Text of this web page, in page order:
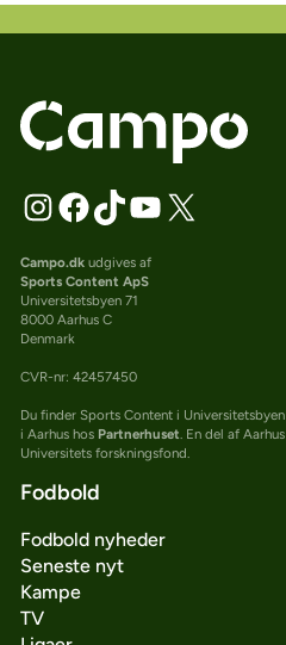
Campo.dkudgives af
Sports Content ApS
Universitetsbyen 71
8000 Aarhus C
Denmark
CVR-nr: 42457450
Du finder Sports Content i Universitetsbyen
i Aarhus hos Partnerhuset. En del af Aarhus
Universitets forskningsfond.
Fodbold
Fodbold nyheder
Seneste nyt
Kampe
TV